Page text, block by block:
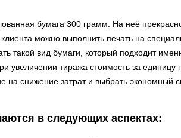
бумага 300 грамм. На неё
можно выполнить печать на
такой вид бумаги, который подходит
увеличении тиража стоимость за
на снижение затрат и выбрать экономный
в следующих аспектах: